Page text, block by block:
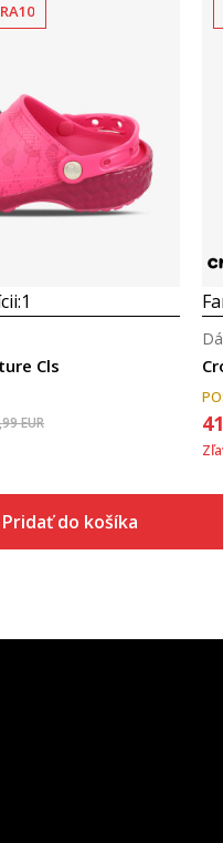
1
Cls
EUR
Pridať do košíka